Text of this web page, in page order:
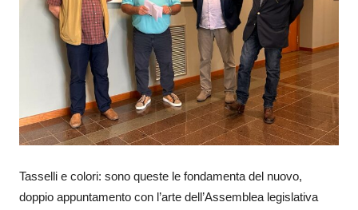
Tasselli e colori: sono queste le fondamenta del nuovo,
doppio appuntamento con l’arte dell’Assemblea legislativa